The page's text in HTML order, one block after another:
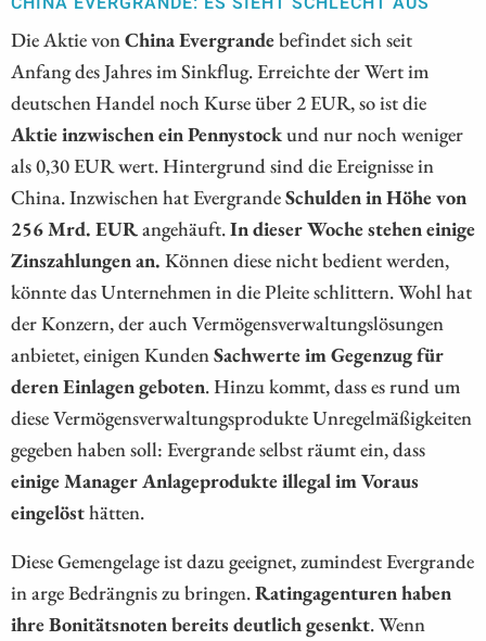
Die Aktie vonChina Evergrandebefindet sich seit
Anfang des Jahres im Sinkflug. Erreichte der Wert im
deutschen Handel noch Kurse über 2 EUR, so ist die
Aktie inzwischen ein Pennystockund nur noch weniger
als 0,30 EUR wert. Hintergrund sind die Ereignisse in
China. Inzwischen hat EvergrandeSchulden in Höhe von
256 Mrd. EURangehäuft.In dieser Woche stehen einige
Zinszahlungen an. Können diese nicht bedient werden,
könnte das Unternehmen in die Pleite schlittern. Wohl hat
der Konzern, der auch Vermögensverwaltungslösungen
anbietet, einigen KundenSachwerte im Gegenzug für
deren Einlagen geboten. Hinzu kommt, dass es rund um
diese Vermögensverwaltungsprodukte Unregelmäßigkeiten
gegeben haben soll: Evergrande selbst räumt ein, dass
einige Manager Anlageprodukte illegal im Voraus
eingelösthätten.
Diese Gemengelage ist dazu geeignet, zumindest Evergrande
in arge Bedrängnis zu bringen.Ratingagenturen haben
ihre Bonitätsnoten bereits deutlich gesenkt. Wenn